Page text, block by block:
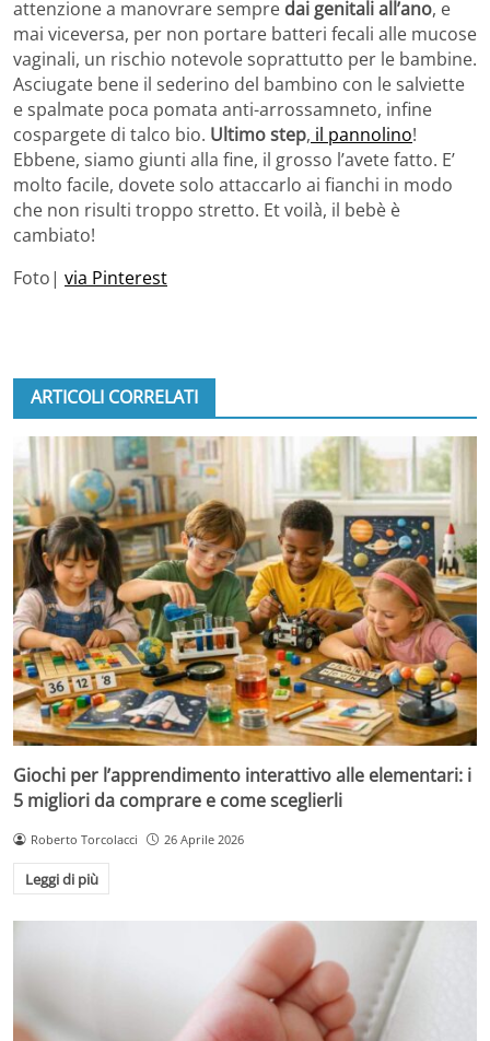
attenzione a manovrare sempre dai genitali all’ano, e
mai viceversa, per non portare batteri fecali alle mucose
vaginali, un rischio notevole soprattutto per le bambine.
Asciugate bene il sederino del bambino con le salviette
e spalmate poca pomata anti-arrossamneto, infine
cospargete di talco bio. Ultimo step, il pannolino!
Ebbene, siamo giunti alla fine, il grosso l’avete fatto. E’
molto facile, dovete solo attaccarlo ai fianchi in modo
che non risulti troppo stretto. Et voilà, il bebè è
cambiato!
Foto| via Pinterest
ARTICOLI CORRELATI
Giochi per l’apprendimento interattivo alle elementari: i
5 migliori da comprare e come sceglierli
Roberto Torcolacci 26 Aprile 2026
Leggi di più